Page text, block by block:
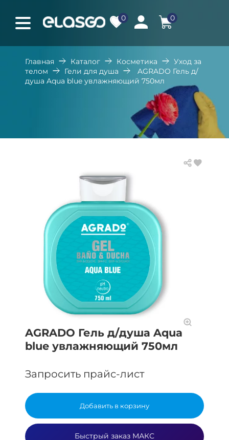
0 0
Главная Каталог Косметика
Уход за
телом
Гели для душа
AGRADO Гель д/
душа Aqua blue увлажняющий 750мл
AGRADO Гель д/душа Aqua
blue увлажняющий 750мл
Запросить прайс-лист
Добавить в корзину
Быстрый заказ МАКС